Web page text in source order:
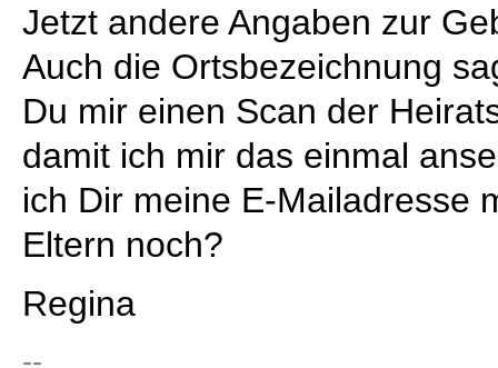
Jetzt andere Angaben zur
Auch die Ortsbezeichnung
Du mir einen Scan der
damit ich mir das einmal
ich Dir meine E-Mailadresse
Eltern noch?
Regina
--